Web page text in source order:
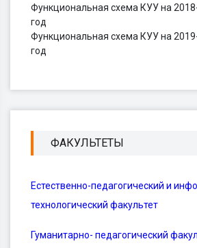
Функциональная схема КУУ на
год
Функциональная схема КУУ на
год
ФАКУЛЬТЕТЫ
Естественно-педагогический и
технологический факультет
Гуманитарно- педагогический